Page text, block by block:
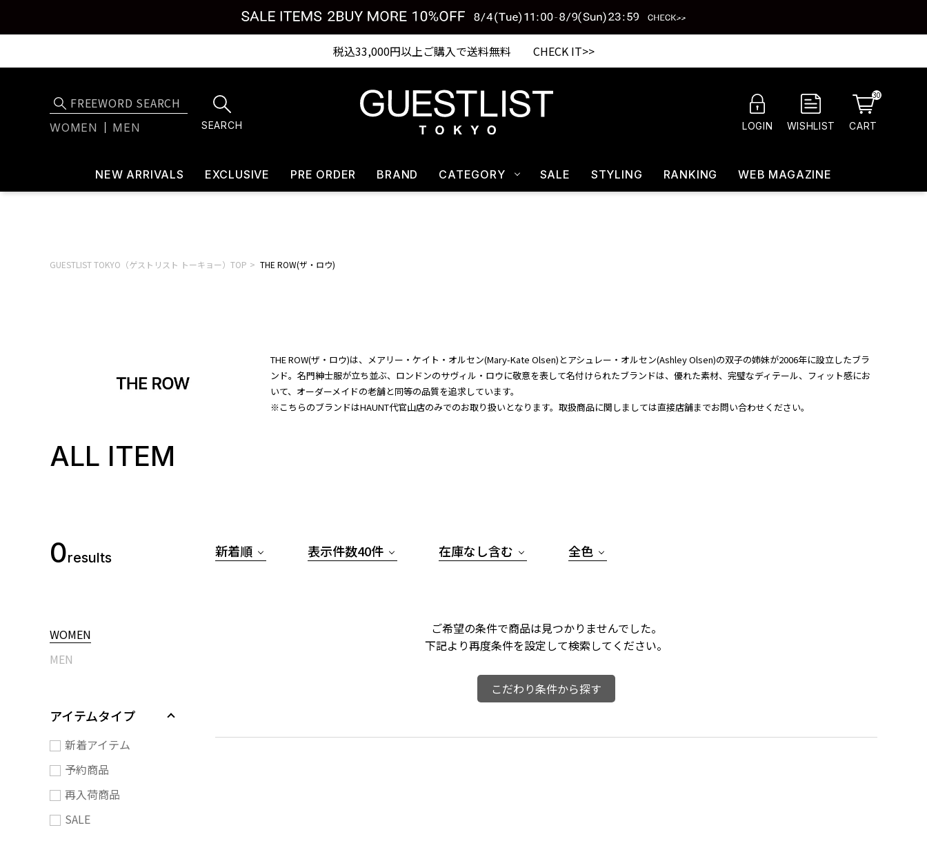
税込33,000円以上ご購入で送料無料 CHECK IT>>
WOMEN MEN SEARCH LOGIN WISHLIST CART
30
NEW ARRIVALS EXCLUSIVE PRE ORDER BRAND CATEGORY SALE STYLING RANKING WEB MAGAZINE
GUESTLIST TOKYO（ゲストリスト トーキョー）TOP THE ROW(ザ・ロウ)
THE ROW(ザ・ロウ)は、メアリー・ケイト・オルセン(Mary-Kate Olsen)とアシュレー・オルセン(Ashley Olsen)の双子の姉妹が2006年に設立したブラ
ンド。名門紳士服が立ち並ぶ、ロンドンのサヴィル・ロウに敬意を表して名付けられたブランドは、優れた素材、完璧なディテール、フィット感にお
いて、オーダーメイドの老舗と同等の品質を追求しています。
※こちらのブランドはHAUNT代官山店のみでのお取り扱いとなります。取扱商品に関しましては直接店舗までお問い合わせください。
ALL ITEM
0results
WOMEN
MEN
アイテムタイプ
新着アイテム
予約商品
再入荷商品
SALE
新着順 表示件数40件 在庫なし含む 全色
ご希望の条件で商品は見つかりませんでした。
下記より再度条件を設定して検索してください。
こだわり条件から探す